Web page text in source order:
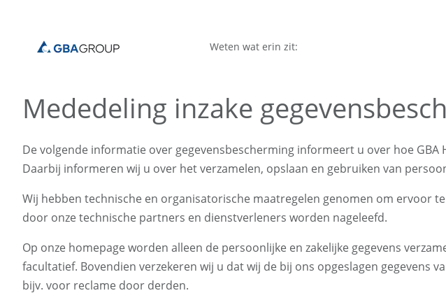
Weten wat erin zit:
Mededeling inzake
De volgende informatie over gegevensbescherming informeert u over hoe
Daarbij informeren wij u over het verzamelen, opslaan en gebruiken van
Wij hebben technische en organisatorische maatregelen genomen om ervoor
door onze technische partners en dienstverleners worden nageleefd.
Op onze homepage worden alleen de persoonlijke en zakelijke gegevens
facultatief. Bovendien verzekeren wij u dat wij de bij ons opgeslagen
bijv. voor reclame door derden.